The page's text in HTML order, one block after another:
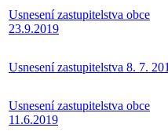
Usnesení zastupitelstva obce
23.9.2019
Usnesení zastupitelstva 8. 7.
Usnesení zastupitelstva obce
11.6.2019